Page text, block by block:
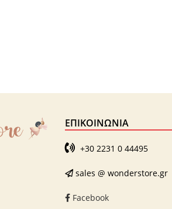
ΕΠΙΚΟΙΝΩΝΊΑ
+30 2231 0 44495
sales @ wonderstore.gr
Facebook